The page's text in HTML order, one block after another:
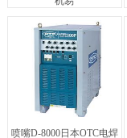
喷嘴D-8000日本OTC电焊